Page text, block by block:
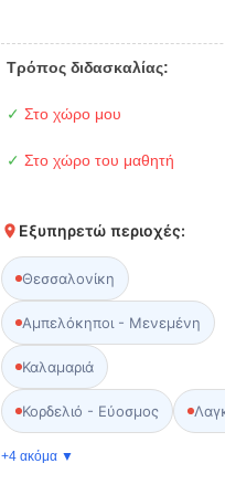
Τρόπος διδασκαλίας:
✓ Στο χώρο μου
✓ Στο χώρο του μαθητή
Εξυπηρετώ περιοχές:
Θεσσαλονίκη
Αμπελόκηποι - Μενεμένη
Καλαμαριά
Κορδελιό - Εύοσμος
+4 ακόμα ▼